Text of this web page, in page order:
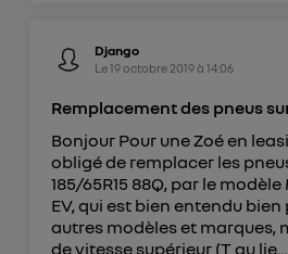
Django
Le19 octobre 2019à 14:06
Remplacement des pneus
Bonjour Pour une Zoé en
obligé de remplacer les
185/65R15 88Q, par le
EV, qui est bien entendu bien
autres modèles et marques,
de vitesse supérieur (T au lie...